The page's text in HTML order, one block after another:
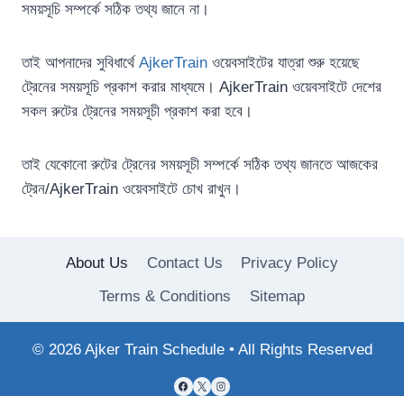
সময়সূচি সম্পর্কে সঠিক তথ্য জানে না।
তাই আপনাদের সুবিধার্থে AjkerTrain ওয়েবসাইটের যাত্রা শুরু হয়েছে
ট্রেনের সময়সূচি প্রকাশ করার মাধ্যমে। AjkerTrain ওয়েবসাইটে দেশের
সকল রুটের ট্রেনের সময়সূচী প্রকাশ করা হবে।
তাই যেকোনো রুটের ট্রেনের সময়সূচী সম্পর্কে সঠিক তথ্য জানতে আজকের
ট্রেন/AjkerTrain ওয়েবসাইটে চোখ রাখুন।
About Us Contact Us
Privacy Policy
Terms & Conditions
Sitemap
© 2026 Ajker Train Schedule • All Rights Reserved